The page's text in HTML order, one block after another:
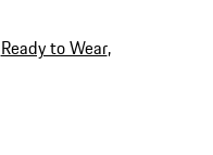
Ready to Wear,